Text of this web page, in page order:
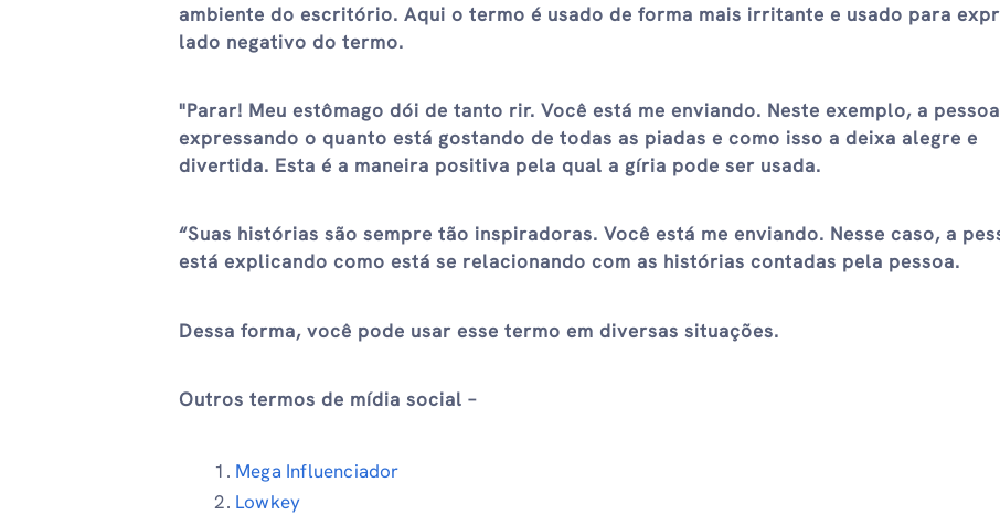
ambiente do escritório. Aqui o termo é usado de forma mais irritante e usado para
lado negativo do termo.
"Parar! Meu estômago dói de tanto rir. Você está me enviando. Neste exemplo, a
expressando o quanto está gostando de todas as piadas e como isso a deixa alegre e
divertida. Esta é a maneira positiva pela qual a gíria pode ser usada.
“Suas histórias são sempre tão inspiradoras. Você está me enviando. Nesse caso, a
está explicando como está se relacionando com as histórias contadas pela pessoa.
Dessa forma, você pode usar esse termo em diversas situações.
Outros termos de mídia social –
Mega Influenciador
Lowkey